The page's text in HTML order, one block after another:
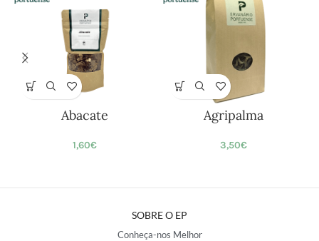
Abacate
1,60€
Agripalma
3,50€
SOBRE O EP
Conheça-nos Melhor